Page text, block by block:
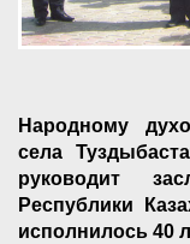
Народному
села
руководит
Республики
исполнилось 40